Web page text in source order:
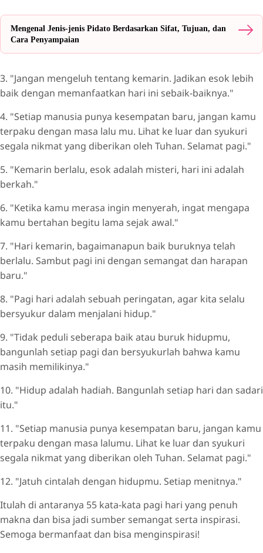
Mengenal Jenis-jenis Pidato Berdasarkan Sifat, Tujuan, dan
Cara Penyampaian
3. "Jangan mengeluh tentang kemarin. Jadikan esok lebih
baik dengan memanfaatkan hari ini sebaik-baiknya."
4. "Setiap manusia punya kesempatan baru, jangan kamu
terpaku dengan masa lalu mu. Lihat ke luar dan syukuri
segala nikmat yang diberikan oleh Tuhan. Selamat pagi."
5. "Kemarin berlalu, esok adalah misteri, hari ini adalah
berkah."
6. "Ketika kamu merasa ingin menyerah, ingat mengapa
kamu bertahan begitu lama sejak awal."
7. "Hari kemarin, bagaimanapun baik buruknya telah
berlalu. Sambut pagi ini dengan semangat dan harapan
baru."
8. "Pagi hari adalah sebuah peringatan, agar kita selalu
bersyukur dalam menjalani hidup."
9. "Tidak peduli seberapa baik atau buruk hidupmu,
bangunlah setiap pagi dan bersyukurlah bahwa kamu
masih memilikinya."
10. "Hidup adalah hadiah. Bangunlah setiap hari dan sadari
itu."
11. "Setiap manusia punya kesempatan baru, jangan kamu
terpaku dengan masa lalumu. Lihat ke luar dan syukuri
segala nikmat yang diberikan oleh Tuhan. Selamat pagi."
12. "Jatuh cintalah dengan hidupmu. Setiap menitnya."
Itulah di antaranya 55 kata-kata pagi hari yang penuh
makna dan bisa jadi sumber semangat serta inspirasi.
Semoga bermanfaat dan bisa menginspirasi!